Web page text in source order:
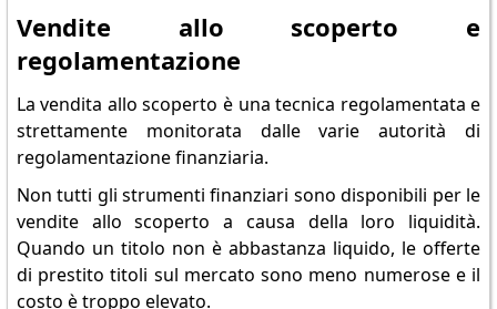
Vendite allo scoperto e
regolamentazione
La vendita allo scoperto è una tecnica regolamentata e
strettamente monitorata dalle varie autorità di
regolamentazione finanziaria.
Non tutti gli strumenti finanziari sono disponibili per le
vendite allo scoperto a causa della loro liquidità.
Quando un titolo non è abbastanza liquido, le offerte
di prestito titoli sul mercato sono meno numerose e il
costo è troppo elevato.